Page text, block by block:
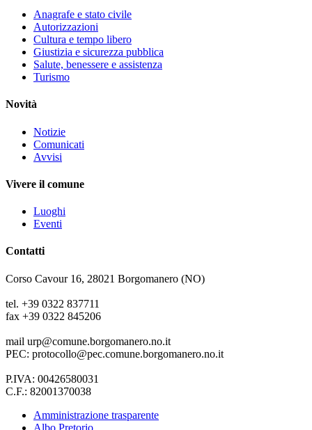
Anagrafe e stato civile
Autorizzazioni
Cultura e tempo libero
Giustizia e sicurezza pubblica
Salute, benessere e assistenza
Turismo
Novità
Notizie
Comunicati
Avvisi
Vivere il comune
Luoghi
Eventi
Contatti
Corso Cavour 16, 28021 Borgomanero (NO)
tel. +39 0322 837711
fax +39 0322 845206
mail urp@comune.borgomanero.no.it
PEC: protocollo@pec.comune.borgomanero.no.it
P.IVA: 00426580031
C.F.: 82001370038
Amministrazione trasparente
Albo Pretorio